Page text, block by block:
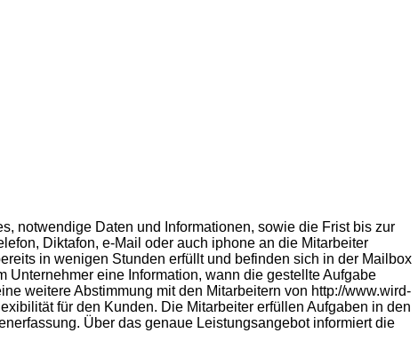
notwendige Daten und Informationen, sowie die Frist bis zur
Diktafon, e-Mail oder auch iphone an die Mitarbeiter
in wenigen Stunden erfüllt und befinden sich in der Mailbox
eine Information, wann die gestellte Aufgabe
weitere Abstimmung mit den Mitarbeitern von http://www.wird-
für den Kunden. Die Mitarbeiter erfüllen Aufgaben in den
Über das genaue Leistungsangebot informiert die